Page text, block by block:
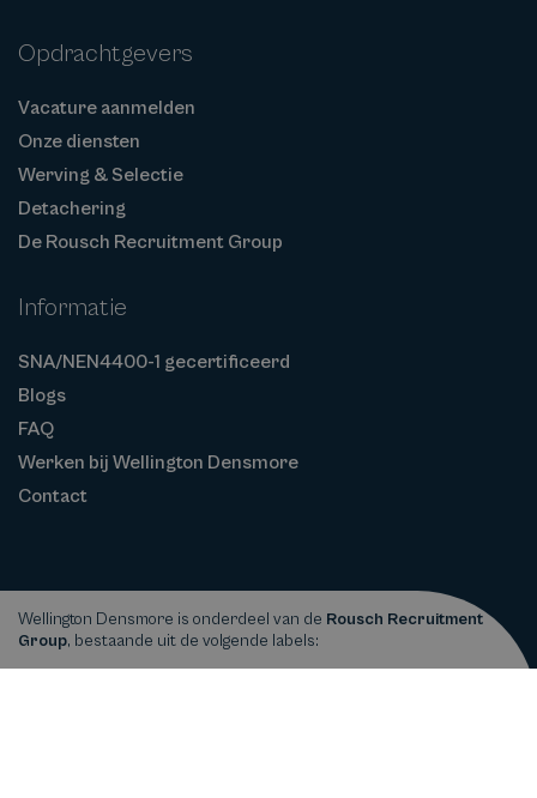
Opdrachtgevers
Vacature aanmelden
Onze diensten
Werving & Selectie
Detachering
De Rousch Recruitment Group
Informatie
SNA/NEN4400-1 gecertificeerd
Blogs
FAQ
Werken bij Wellington Densmore
Contact
Wellington Densmore is onderdeel van de Rousch Recruitment
Group, bestaande uit de volgende labels: